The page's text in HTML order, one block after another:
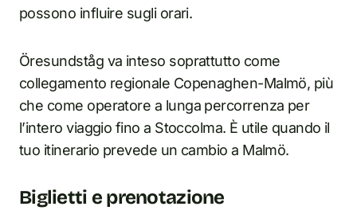
possono influire sugli orari.
Öresundståg va inteso soprattutto come
collegamento regionale Copenaghen-Malmö, più
che come operatore a lunga percorrenza per
l’intero viaggio fino a Stoccolma. È utile quando il
tuo itinerario prevede un cambio a Malmö.
Biglietti e prenotazione